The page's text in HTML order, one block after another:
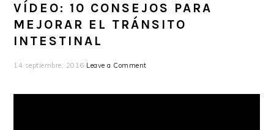
VÍDEO: 10 CONSEJOS PARA
MEJORAR EL TRÁNSITO
INTESTINAL
14 septiembre, 2016 Leave a Comment